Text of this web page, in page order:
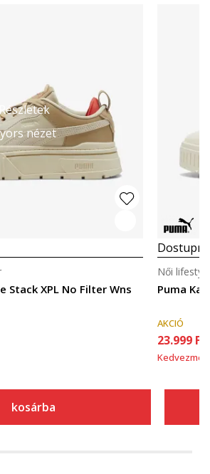
nézet
Stack XPL No Filter Wns
kosárba
Puma
Női
AKCIÓ
23.999 Ft